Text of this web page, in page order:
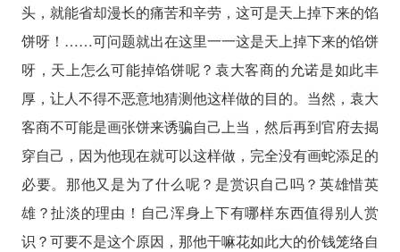
头，就能省却漫长的痛苦和辛劳，这可是天上掉下来的馅
饼呀！……可问题就出在这里一一这是天上掉下来的馅饼
呀，天上怎么可能掉馅饼呢？袁大客商的允诺是如此丰
厚，让人不得不恶意地猜测他这样做的目的。当然，袁大
客商不可能是画张饼来诱骗自己上当，然后再到官府去揭
穿自己，因为他现在就可以这样做，完全没有画蛇添足的
必要。那他又是为了什么呢？是赏识自己吗？英雄惜英
雄？扯淡的理由！自己浑身上下有哪样东西值得别人赏
识？可要不是这个原因，那他干嘛花如此大的价钱笼络自